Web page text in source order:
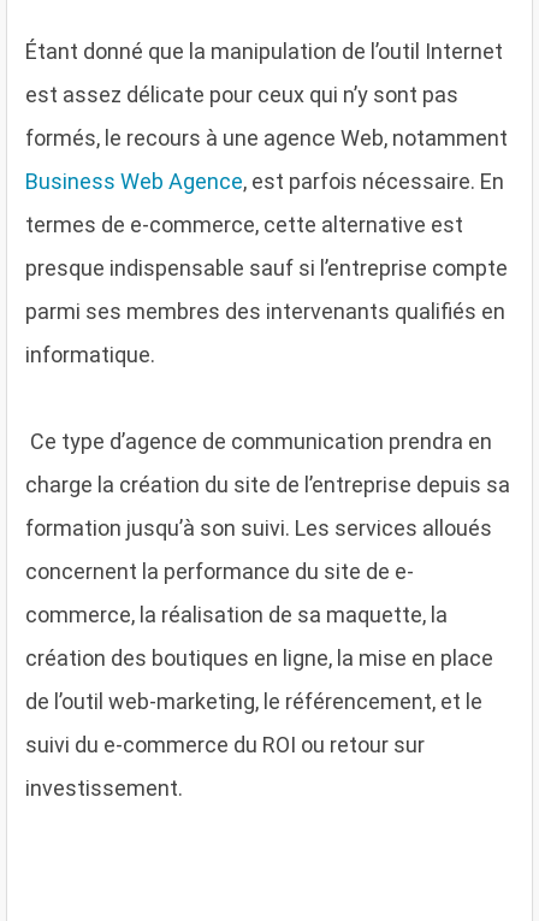
Étant donné que la manipulation de l’outil Internet
est assez délicate pour ceux qui n’y sont pas
formés, le recours à une agence Web, notamment
Business Web Agence, est parfois nécessaire. En
termes de e-commerce, cette alternative est
presque indispensable sauf si l’entreprise compte
parmi ses membres des intervenants qualifiés en
informatique.
Ce type d’agence de communication prendra en
charge la création du site de l’entreprise depuis sa
formation jusqu’à son suivi. Les services alloués
concernent la performance du site de e-
commerce, la réalisation de sa maquette, la
création des boutiques en ligne, la mise en place
de l’outil web-marketing, le référencement, et le
suivi du e-commerce du ROI ou retour sur
investissement.